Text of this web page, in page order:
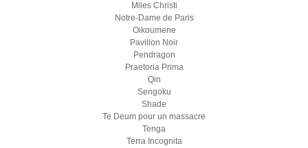
Miles Christi
Notre-Dame de Paris
Oikoumene
Pavillon Noir
Pendragon
Praetoria Prima
Qin
Sengoku
Shade
Te Deum pour un massacre
Tenga
Terra Incognita